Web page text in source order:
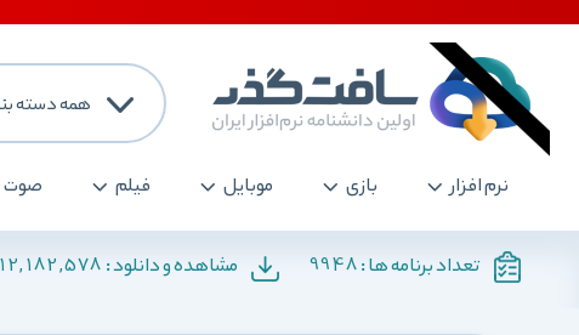
همه دسته
نرم افزار بازی موبایل فیلم صوت
تعداد برنامه ها :9948 مشاهده و دانلود :